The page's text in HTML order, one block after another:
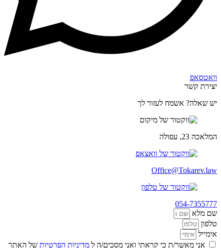
וואטסאפ
יצירת קשר
יש שאלה? אשמח לעזור לך
המלאכה 23, עפולה
Office@Tokarev.law
054-7355777
שם מלא
טלפון
אימייל
אני מאשר/ת כי קראתי ואני מסכים/ה ל מדיניות הפרטיות של האתר